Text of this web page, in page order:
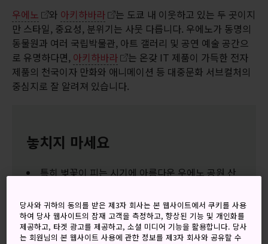
우에노 와 아키하바라
는 도쿄 내 이웃하고 있는 두 곳이지
만 스타일, 중요성, 분위기는 사뭇 다릅니다. 우에노가 동명의
동물원과 여러 국립박물관, 아트 갤러리 및 공연 예술 공간으
로 유명하다면, 아키하바라
는 온갖 IT 제품이 가득한 전자
제품의 천국이자 만화와 애니메이션 등 대중문화 서브컬처의
중심지로 잘 알려져 있습니다.
놓치지 마세요
특히 벚꽃이 피는 시기에 아름다운 우에노 공원 산
아키하바라의 특이한 메이드 카페와 만화 카페
우에노의 북적이는 아메요코 쇼핑 거리에서 바겐세
일 즐기기
당사와 귀하의 동의를 받은 제3자 회사는 본 웹사이트에서 쿠키를 사용
하여 당사 웹사이트의 잠재 고객을 측정하고, 향상된 기능 및 개인화를
제공하고, 타겟 광고를 제공하고, 소셜 미디어 기능을 활용합니다. 당사
는 회원님의 본 웹사이트 사용에 관한 정보를 제3자 회사와 공유할 수